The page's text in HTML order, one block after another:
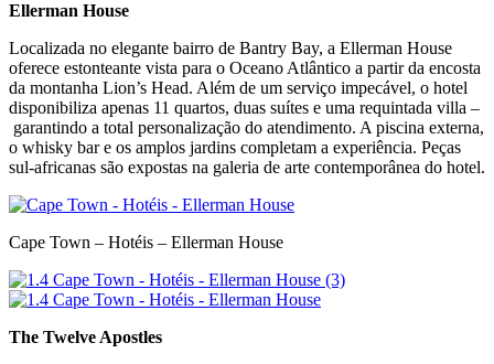
Ellerman House
Localizada no elegante bairro de Bantry Bay, a Ellerman House
oferece estonteante vista para o Oceano Atlântico a partir da encosta
da montanha Lion’s Head. Além de um serviço impecável, o hotel
disponibiliza apenas 11 quartos, duas suítes e uma requintada villa –
garantindo a total personalização do atendimento. A piscina externa,
o whisky bar e os amplos jardins completam a experiência. Peças
sul-africanas são expostas na galeria de arte contemporânea do hotel.
Cape Town – Hotéis – Ellerman House
The Twelve Apostles